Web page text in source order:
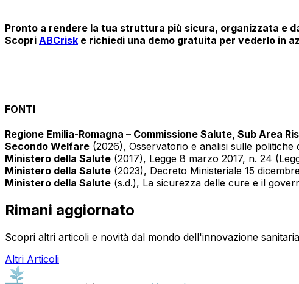
Pronto a rendere la tua struttura più sicura, organizzata e
Scopri ABCrisk e richiedi una demo gratuita per vederlo in
FONTI
Regione Emilia-Romagna – Commissione Salute, Sub Area
Secondo Welfare (2026), Osservatorio e analisi sulle
Ministero della Salute (2017), Legge 8 marzo 2017, n. 24
Ministero della Salute (2023), Decreto Ministeriale 15
Ministero della Salute (s.d.), La sicurezza delle cure e il
Rimani aggiornato
Scopri altri articoli e novità dal mondo dell'innovazione
Altri Articoli